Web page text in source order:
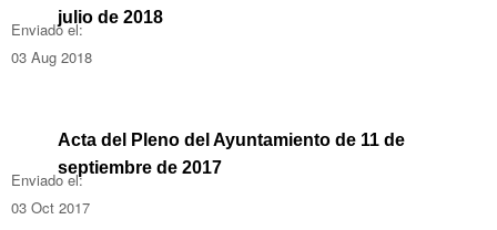
julio de 2018
Enviado el:
03 Aug 2018
Acta del Pleno del Ayuntamiento de 11 de
septiembre de 2017
Enviado el:
03 Oct 2017